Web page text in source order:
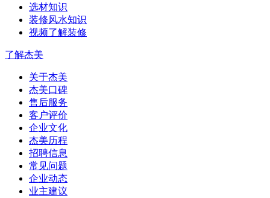
选材知识
装修风水知识
视频了解装修
了解杰美
关于杰美
杰美口碑
售后服务
客户评价
企业文化
杰美历程
招聘信息
常见问题
企业动态
业主建议